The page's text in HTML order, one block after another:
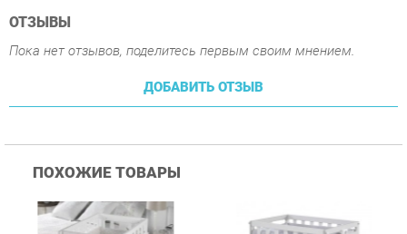
ПОХОЖИЕ ТОВАРЫ
Колыбель Micuna Micuna
CODODO МО-1639 White
Колыбель Micuna Micuna
YouandMe МО-1838